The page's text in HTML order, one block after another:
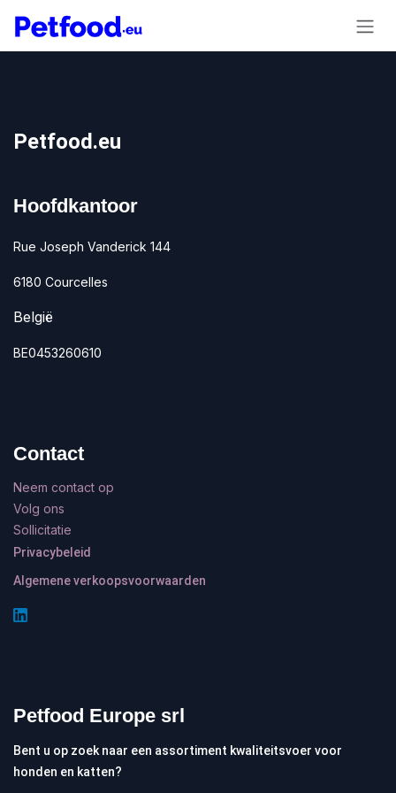
Petfood.eu
Hoofdkantoor
Rue Joseph Vanderick 144
6180 Courcelles
België
BE0453260610
Contact
Neem contact op
Volg ons
Sollicitatie
Privacybeleid
Algemene verkoopsvoorwaarden
Petfood Europe srl
Bent u op zoek naar een assortiment kwaliteitsvoer voor
honden en katten?